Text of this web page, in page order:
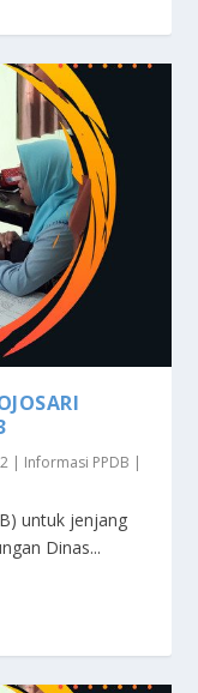
| Informasi PPDB |
untuk jenjang
Dinas...